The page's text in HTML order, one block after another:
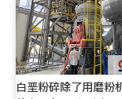
白垩粉碎除了用磨粉